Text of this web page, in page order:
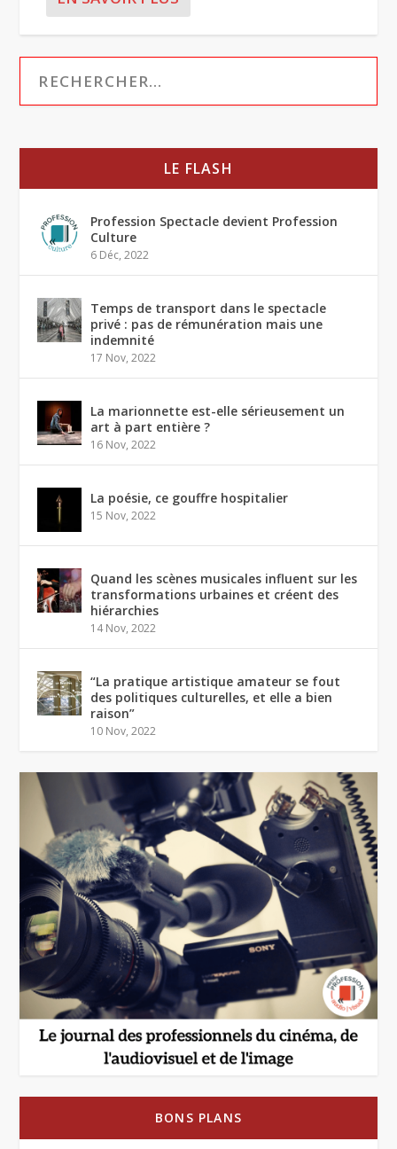
LE FLASH
Profession Spectacle devient Profession
Culture
6 Déc, 2022
Temps de transport dans le spectacle
privé : pas de rémunération mais une
indemnité
17 Nov, 2022
La marionnette est-elle sérieusement un
art à part entière ?
16 Nov, 2022
La poésie, ce gouffre hospitalier
15 Nov, 2022
Quand les scènes musicales influent sur les
transformations urbaines et créent des
hiérarchies
14 Nov, 2022
“La pratique artistique amateur se fout
des politiques culturelles, et elle a bien
raison”
10 Nov, 2022
BONS PLANS